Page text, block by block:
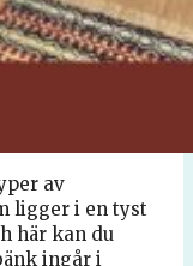
av
ligger i en tyst
här kan du
ingår i